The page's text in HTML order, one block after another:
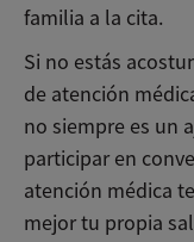
familia a la cita.
Si no estás
de atención
no siempre es un
participar en
atención médica
mejor tu propia